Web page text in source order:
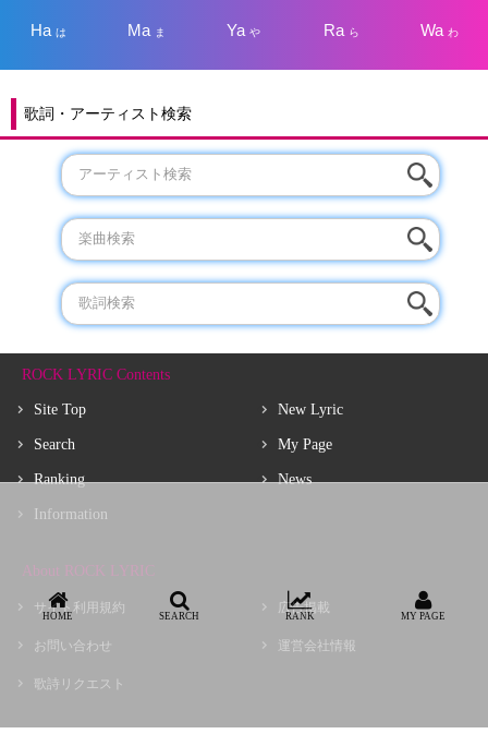
Haは Ma ま Yaや Ra ら Wa わ
歌詞・アーティスト検索
ROCK LYRIC Contents
Site Top
Search
Ranking
Information
New Lyric
My Page
News
About ROCK LYRIC
サイト利用規約
お問い合わせ
歌詩リクエスト
広告掲載
運営会社情報
HOME SEARCH RANK MY PAGE